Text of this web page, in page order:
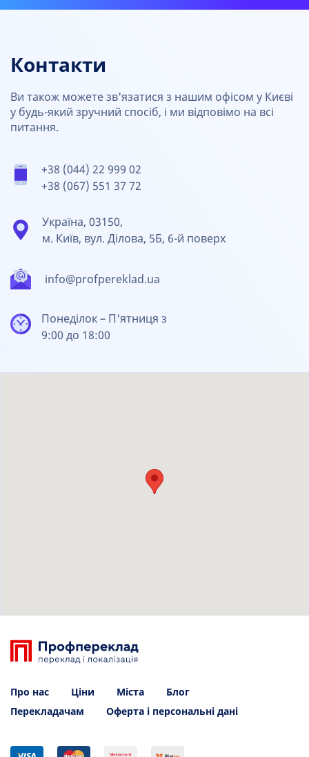
Контакти
Ви також можете зв'язатися з нашим офісом у Києві
у будь-який зручний спосіб, і ми відповімо на всі
питання.
+38 (044) 22 999 02
+38 (067) 551 37 72
info@profpereklad.ua
Україна, 03150,
м. Київ, вул. Ділова, 5Б, 6-й поверх
Понеділок – П'ятниця з
9:00 до 18:00
Про нас Ціни Міста
Блог
Перекладачам
Оферта і персональні дані